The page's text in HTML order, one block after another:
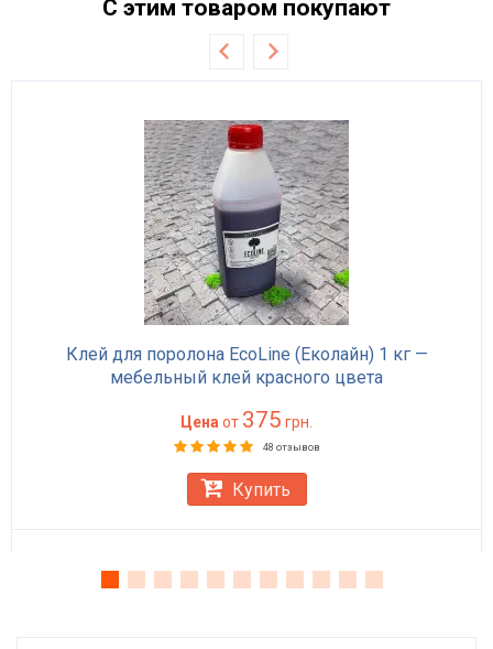
С этим товаром покупают
Клей для поролона EcoLine (Еколайн) 1 кг —
мебельный клей красного цвета
Цена от 375 грн.
48 отзывов
Купить